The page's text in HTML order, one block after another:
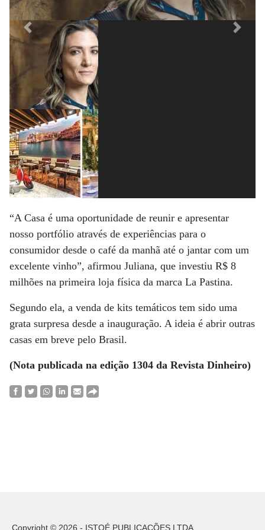
Previous Next
“A Casa é uma oportunidade de reunir e apresentar
nosso portfólio através de experiências para o
consumidor desde o café da manhã até o jantar com um
excelente vinho”, afirmou Juliana, que investiu R$ 8
milhões na primeira loja física da marca La Pastina.
Segundo ela, a venda de kits temáticos tem sido uma
grata surpresa desde a inauguração. A ideia é abrir outras
casas em breve pelo Brasil.
(Nota publicada na edição 1304 da Revista Dinheiro)
Copyright © 2026 - ISTOÉ PUBLICAÇÕES LTDA